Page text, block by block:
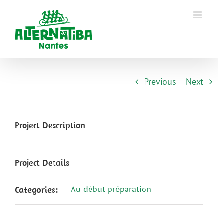
Previous Next
Project Description
Project Details
Categories: Au début préparation